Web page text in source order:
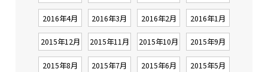
2016年4月 2016年3月 2016年2月 2016年1月
2015年12月 2015年11月 2015年10月 2015年9月
2015年8月 2015年7月 2015年6月 2015年5月